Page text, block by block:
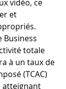
vidéo, ce
et
Business
totale
à un taux de
(TCAC)
atteignant